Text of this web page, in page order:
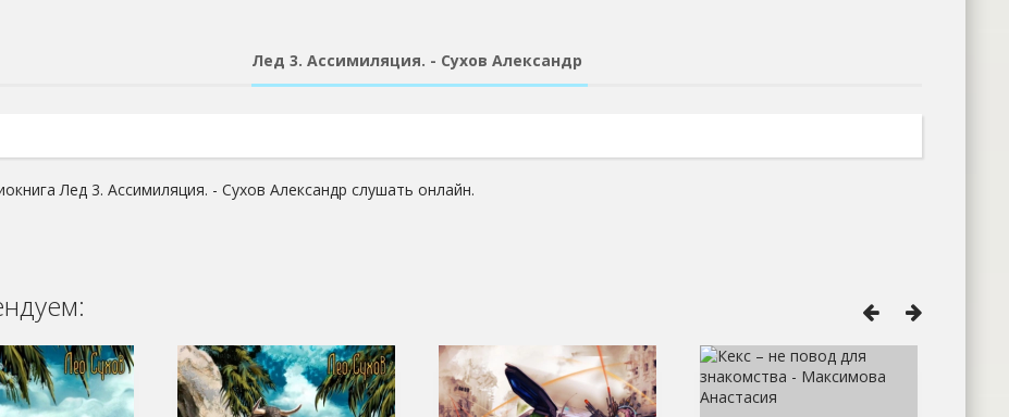
Лед 3. Ассимиляция. - Сухов Александр
Лед 3. Ассимиляция. - Сухов Александр слушать онлайн.